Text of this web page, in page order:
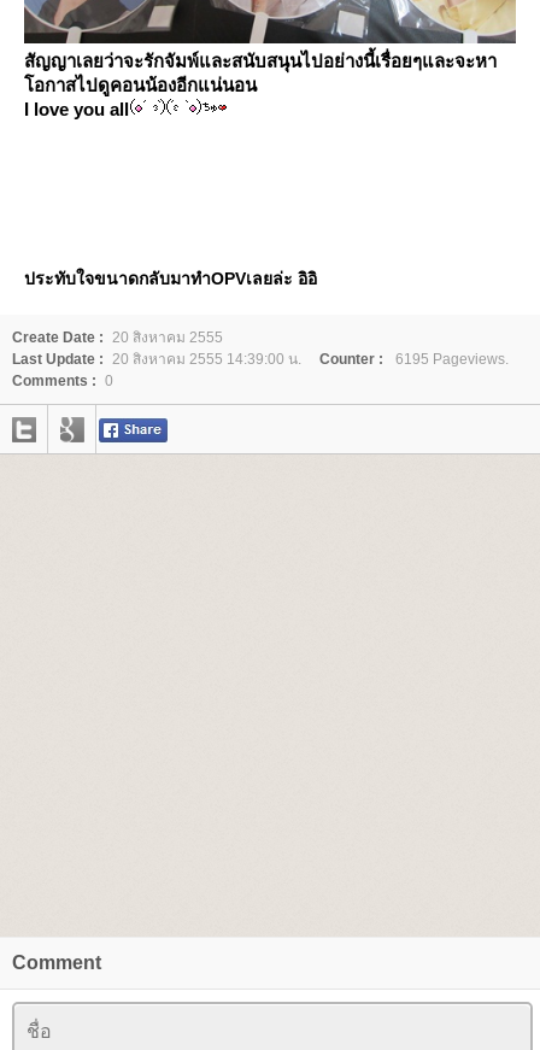
สัญญาเลยว่าจะรักจัมพ์และสนับสนุนไปอย่างนี้เรื่อยๆและจะหา
อกาสไปดูคอนน้องอีกแน่นอน
I love you all
ประทับใจขนาดกลับมาทำOPVเลยล่ะ อิอิ
Create Date : 20 สิงหาคม 2555
Last Update : 20 สิงหาคม 2555 14:39:00 น. Counter :
6195 Pageviews.
Comments : 0
Comment